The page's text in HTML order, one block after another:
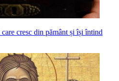
cresc din pământ și își întind